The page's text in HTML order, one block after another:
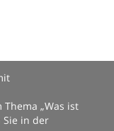
„Was ist
Sie in der